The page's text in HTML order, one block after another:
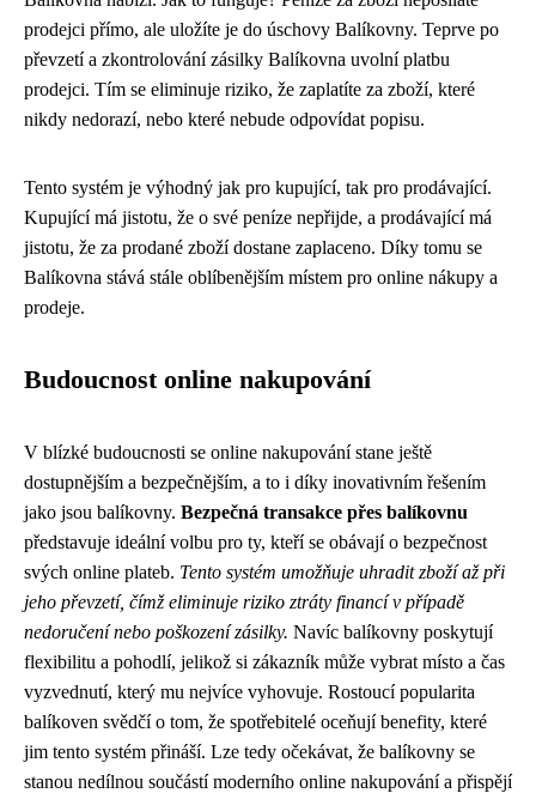
prodejci přímo, ale uložíte je do úschovy Balíkovny. Teprve po
převzetí a zkontrolování zásilky Balíkovna uvolní platbu
prodejci. Tím se eliminuje riziko, že zaplatíte za zboží, které
nikdy nedorazí, nebo které nebude odpovídat popisu.
Tento systém je výhodný jak pro kupující, tak pro prodávající.
Kupující má jistotu, že o své peníze nepřijde, a prodávající má
jistotu, že za prodané zboží dostane zaplaceno. Díky tomu se
Balíkovna stává stále oblíbenějším místem pro online nákupy a
prodeje.
Budoucnost online nakupování
V blízké budoucnosti se online nakupování stane ještě
dostupnějším a bezpečnějším, a to i díky inovativním řešením
jako jsou balíkovny. Bezpečná transakce přes balíkovnu
představuje ideální volbu pro ty, kteří se obávají o bezpečnost
svých online plateb. Tento systém umožňuje uhradit zboží až při
jeho převzetí, čímž eliminuje riziko ztráty financí v případě
nedoručení nebo poškození zásilky. Navíc balíkovny poskytují
flexibilitu a pohodlí, jelikož si zákazník může vybrat místo a čas
vyzvednutí, který mu nejvíce vyhovuje. Rostoucí popularita
balíkoven svědčí o tom, že spotřebitelé oceňují benefity, které
jim tento systém přináší. Lze tedy očekávat, že balíkovny se
stanou nedílnou součástí moderního online nakupování a přispějí